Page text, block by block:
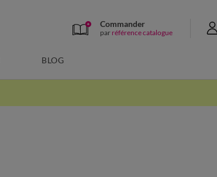
Commander
par référence catalogue
BLOG